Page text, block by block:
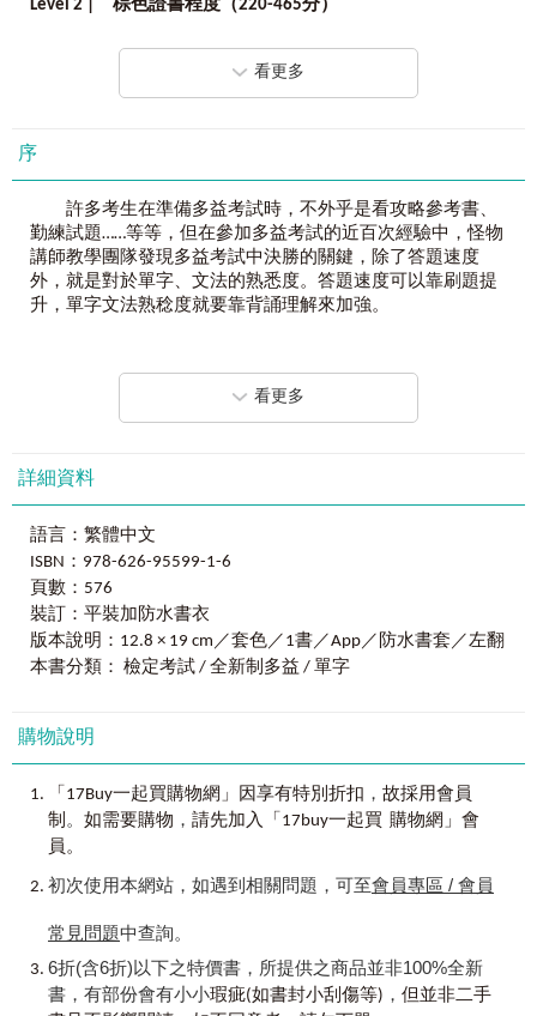
與時俱進，數位學習，能力加值！
版】》
題的「猜題怪物」
等於「最能幫助考生考高分」的「怪物講師教學團隊」！
「考試怪物」特別為不同程度考生打造的「學習計畫」！
考試怪物主張考生應依據程度進行學習，本書根據難度分為5
個Level，無論是單字難度或是文法程度，都依照該程度量身
打造，不管是想挑戰多益金色證書，或是複習基礎字彙，這
「解題怪物」傾囊相授最適當的「解題方式」！
解題怪物研究多益考試多年，曾報考新舊制多益考試上百
高分，「單字」和「文法」是最重要的兩個關鍵，只要掌握
「猜題怪物」統整比官方還要詳盡的「單字表」！
多益考試無範圍，不要天真地認為熟背官方公布的1,200個單
字就能上戰場！怪物講師團隊累積上百次的考試經驗，由猜
題命中度95％的猜題怪物分析出出題機率最高的3,000個單
字，精準掌握出題方向，讓你背最重要、最關鍵的多益單
不只是多益單字書，還是多益文法書！
一次解決單字跟文法，把省下來的時間拿去勤做模擬試題！
一本抵兩本的多益「單字」＋「文法」！
考生的時間就該花在刀口上，為了讓你一次學好多益單字與
文法，本書獨創左欄單字、右欄文法重點的編排方式，讓你
能夠同時看單字、練例句、學文法。
只要使用Youtor App，掃描書中QR Code，不僅可以馬上聽美
必考文法進行講解的教學影片。
Level 2 棕色證書程度（220-465分）
aback～zoom
文法預習
Level 4| 藍色證書程度（730-855分）
abandonment～zonk
單字複習
文法預習
看更多
序
許多考生在準備多益考試時，不外乎是看攻略參考書、
勤練試題……等等，但在參加多益考試的近百次經驗中，怪物
講師教學團隊發現多益考試中決勝的關鍵，除了答題速度
外，就是對於單字、文法的熟悉度。答題速度可以靠刷題提
升，單字文法熟稔度就要靠背誦理解來加強。
字，在數年前推出《全新制20次多益滿分的怪物講師TOEIC多
益單字＋文法》，並特別加強補充多益考試常考的「同義
字」，幫助考生們能夠更快速地累積單字量，因為怪物講師
夠的，文法更是不能忽略的關鍵，但單獨學文法是枯燥乏味
且沒有效率的，因此特地設計出單字搭配文法的學習方式，
背完左欄的單字、看完例句的同時立刻學習相關文法，可以
有效地整合資訊、提升學習成果。
怪物講師教學團隊更堅信，不斷地複習是成為英文高手
的不二法門，為了幫助考生複習所學過的內容，書中也特別
深印象，也更能夠幫助自己檢視學習效果！
從整理單字開始，包含單字和文法的搭配、例句、難易
度編排等等，整本書都是各個老師多年考試和教學的心血結
晶，並且經過怪物講師團隊內部多次會議討論、修正才產出
的內容。
的回饋，此次推出的《全新制20次多益滿分的怪物講師TOEIC
製例句發音、再搭配Youtor App，希望能夠幫助更多考生在多
益考試中拿下理想的成績，並在英文學習上更上一層樓！
看更多
詳細資料
語言：繁體中文
ISBN：978-626-95599-1-6
頁數：576
裝訂：平裝加防水書衣
版本說明：12.8 × 19 cm／套色／1書／App／防水書套／左翻
本書分類： 檢定考試 / 全新制多益 / 單字
購物說明
「17Buy一起買購物網」因享有特別折扣 ， 故採用會員
制 。 如需要購物 ， 請先加入「17buy一起買 購物網」會
員。
初次使用本網站，如遇到相關問題，可至會員專區 / 會員
常見問題中查詢。
6折(含6折)以下之特價書，所提供之商品並非100%全新
書，有部份會有小小瑕疵(如書封小刮傷等) ， 但並非二手